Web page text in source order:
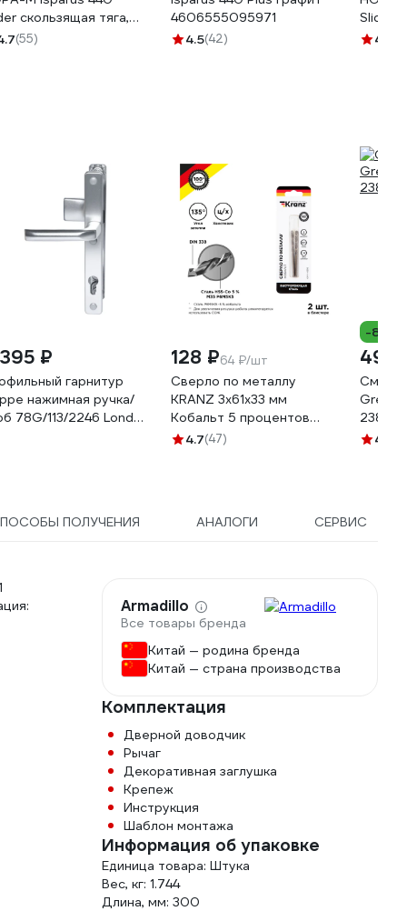
скользящая тяга,
дверей до 130 кг,
(55)
4606555095971
4.5(42)
Slider
для
4.7
₽
гарнитур
нажимная ручка/
78G/113/2246 London
128 ₽64 ₽/шт
Сверло по металлу
KRANZ 3x61x33 мм
Кобальт 5 процентов
P6M5K5 (М35) DIN 338, 2
4.7(47)
-8%
490
4.6
ПОЛУЧЕНИЯ АНАЛОГИ СЕРВИС
Armadillo
Все товары бренда
Китай — родина бренда
Китай — страна производства
Комплектация
Дверной доводчик
Рычаг
Декоративная заглушка
Крепеж
Инструкция
Шаблон монтажа
Информация об упаковке
Единица товара: Штука
Вес, кг: 1.744
Длина, мм: 300